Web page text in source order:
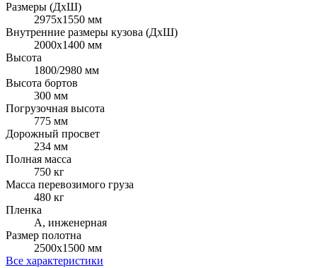
Размеры (ДхШ)
2975х1550 мм
Внутренние размеры кузова (ДхШ)
2000х1400 мм
Высота
1800/2980 мм
Высота бортов
300 мм
Погрузочная высота
775 мм
Дорожный просвет
234 мм
Полная масса
750 кг
Масса перевозимого груза
480 кг
Пленка
А, инженерная
Размер полотна
2500х1500 мм
Все характеристики